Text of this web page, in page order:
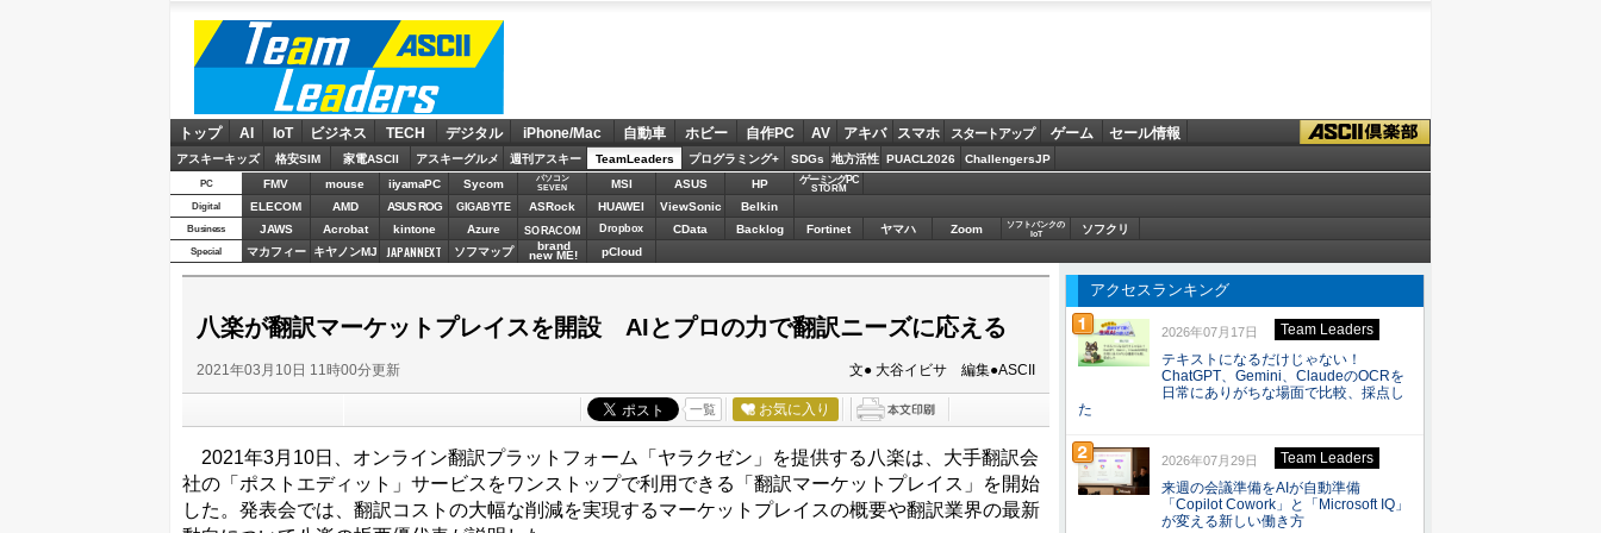
ASCII Team Leaders
トップ AI IoT ビジネス TECH デジタル iPhone/Mac 自動車 ホビー 自作PC AV アキバ スマホ スタートアップ ゲーム セール情報
アスキーキッズ 格安SIM 家電ASCII アスキーグルメ 週刊アスキー TeamLeaders プログラミング+ SDGs 地方活性 PUACL2026 ChallengersJP
PC FMV mouse iiyamaPC Sycom
パソコン
SEVEN
MSI ASUS HP ゲーミングPC
STORM
Digital ELECOM AMD ASUS ROG GIGABYTE ASRock HUAWEI ViewSonic Belkin
Business JAWS Acrobat kintone Azure SORACOM Dropbox CData Backlog Fortinet ヤマハ Zoom
ソフトバンクの
IoT
ソフクリ
Special マカフィー キヤノンMJ JAPANNEXT ソフマップ brand
new ME! pCloud
八楽が翻訳マーケットプレイスを開設 AIとプロの力で翻訳ニーズに応える
2021年03月10日 11時00分更新 文● 大谷イビサ 編集●ASCII
一覧 お気に入り
2021年3月10日、オンライン翻訳プラットフォーム「ヤラクゼン」を提供する八楽は、大手翻訳会
社の「ポストエディット」サービスをワンストップで利用できる「翻訳マーケットプレイス」を開始
した。発表会では、翻訳コストの大幅な削減を実現するマーケットプレイスの概要や翻訳業界の最新
アクセスランキング
2026年07月17日
Team Leaders
テキストになるだけじゃない！
ChatGPT、Gemini、ClaudeのOCRを
日常にありがちな場面で比較、採点し
た
2026年07月29日
Team Leaders
来週の会議準備をAIが自動準備
「Copilot Cowork」と「Microsoft IQ」
が変える新しい働き方